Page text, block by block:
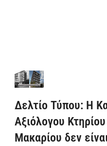
Δελτίο Τύπου: Η
Αξιόλογου
Μακαρίου δεν